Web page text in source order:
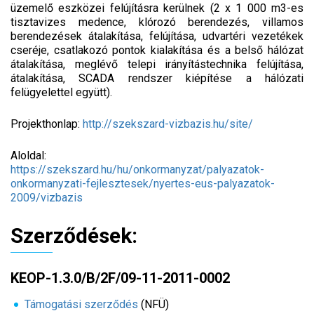
üzemelő eszközei felújításra kerülnek (2 x 1 000 m3-es
tisztavizes medence, klórozó berendezés, villamos
berendezések átalakítása, felújítása, udvartéri vezetékek
cseréje, csatlakozó pontok kialakítása és a belső hálózat
átalakítása, meglévő telepi irányítástechnika felújítása,
átalakítása, SCADA rendszer kiépítése a hálózati
felügyelettel együtt).
Projekthonlap: http://szekszard-vizbazis.hu/site/
Aloldal:
https://szekszard.hu/hu/onkormanyzat/palyazatok-
onkormanyzati-fejlesztesek/nyertes-eus-palyazatok-
2009/vizbazis
Szerződések:
KEOP-1.3.0/B/2F/09-11-2011-0002
Támogatási szerződés (NFÜ)